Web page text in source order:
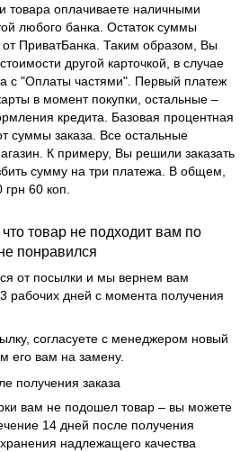
товара оплачиваете наличными
любого банка. Остаток суммы
ПриватБанка. Таким образом, Вы
другой карточкой, в случае
с "Оплаты частями". Первый платеж
в момент покупки, остальные –
кредита. Базовая процентная
суммы заказа. Все остальные
К примеру, Вы решили заказать
сумму на три платежа. В общем,
60 коп.
товар не подходит вам по
понравился
от посылки и мы вернем вам
рабочих дней с момента получения
согласуете с менеджером новый
его вам на замену.
получения заказа
вам не подошел товар – вы можете
14 дней после получения
надлежащего качества